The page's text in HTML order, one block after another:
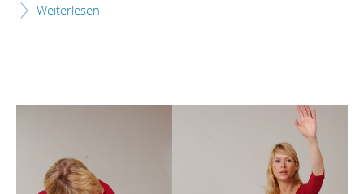
Weiterlesen